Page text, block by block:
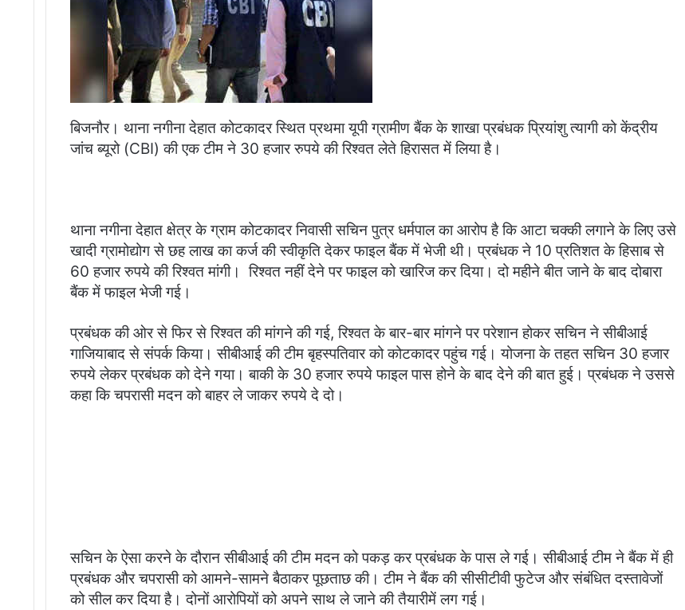
बिजनौर। थाना नगीना देहात कोटकादर स्थित प्रथमा यूपी ग्रामीण बैंक के शाखा प्रबंधक प्रियांशु त्यागी को केंद्रीय
जांच ब्यूरो (CBI) की एक टीम ने 30 हजार रुपये की रिश्वत लेते हिरासत में लिया है।
थाना नगीना देहात क्षेत्र के ग्राम कोटकादर निवासी सचिन पुत्र धर्मपाल का आरोप है कि आटा चक्की लगाने के लिए उसे
खादी ग्रामोद्योग से छह लाख का कर्ज की स्वीकृति देकर फाइल बैंक में भेजी थी। प्रबंधक ने 10 प्रतिशत के हिसाब से
60 हजार रुपये की रिश्वत मांगी। रिश्वत नहीं देने पर फाइल को खारिज कर दिया। दो महीने बीत जाने के बाद दोबारा
बैंक में फाइल भेजी गई।
प्रबंधक की ओर से फिर से रिश्वत की मांगने की गई, रिश्वत के बार-बार मांगने पर परेशान होकर सचिन ने सीबीआई
गाजियाबाद से संपर्क किया। सीबीआई की टीम बृहस्पतिवार को कोटकादर पहुंच गई। योजना के तहत सचिन 30 हजार
रुपये लेकर प्रबंधक को देने गया। बाकी के 30 हजार रुपये फाइल पास होने के बाद देने की बात हुई। प्रबंधक ने उससे
कहा कि चपरासी मदन को बाहर ले जाकर रुपये दे दो।
सचिन के ऐसा करने के दौरान सीबीआई की टीम मदन को पकड़ कर प्रबंधक के पास ले गई। सीबीआई टीम ने बैंक में ही
प्रबंधक और चपरासी को आमने-सामने बैठाकर पूछताछ की। टीम ने बैंक की सीसीटीवी फुटेज और संबंधित दस्तावेजों
को सील कर दिया है। दोनों आरोपियों को अपने साथ ले जाने की तैयारीमें लग गई।